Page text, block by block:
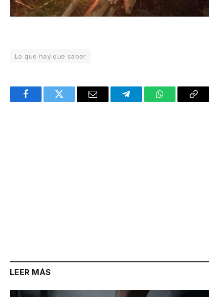
Lo que hay que saber
FacebookTwitter Email TelegramWhatsAppCopy
LEER MÁS